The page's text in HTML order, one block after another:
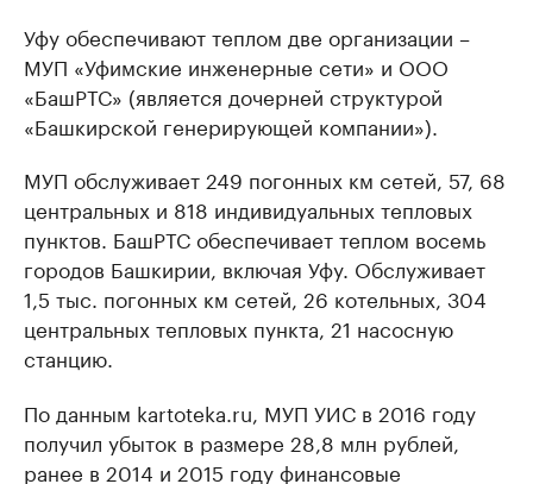
Уфу обеспечивают теплом две организации –
МУП «Уфимские инженерные сети» и ООО
«БашРТС» (является дочерней структурой
«Башкирской генерирующей компании»).
МУП обслуживает 249 погонных км сетей, 57, 68
центральных и 818 индивидуальных тепловых
пунктов. БашРТС обеспечивает теплом восемь
городов Башкирии, включая Уфу. Обслуживает
1,5 тыс. погонных км сетей, 26 котельных, 304
центральных тепловых пункта, 21 насосную
станцию.
По данным kartoteka.ru, МУП УИС в 2016 году
получил убыток в размере 28,8 млн рублей,
ранее в 2014 и 2015 году финансовые